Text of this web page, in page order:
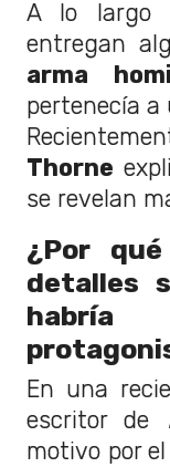
A lo largo
entregan
arma
pertenecía a
Thorne
se revelan
¿Por
detalles
En una
escritor de
motivo por